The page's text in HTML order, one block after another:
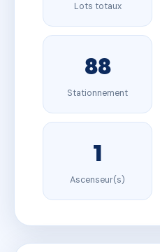
Lots totaux
88
Stationnement
1
Ascenseur(s)